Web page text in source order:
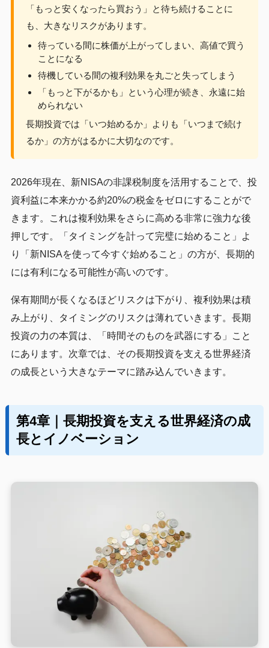
「もっと安くなったら買おう」と待ち続けることに
も、大きなリスクがあります。
待っている間に株価が上がってしまい、高値で買う
ことになる
待機している間の複利効果を丸ごと失ってしまう
「もっと下がるかも」という心理が続き、永遠に始
められない
長期投資では「いつ始めるか」よりも「いつまで続け
るか」の方がはるかに大切なのです。
2026年現在、新NISAの非課税制度を活用することで、投
資利益に本来かかる約20%の税金をゼロにすることがで
きます。これは複利効果をさらに高める非常に強力な後
押しです。「タイミングを計って完璧に始めること」よ
り「新NISAを使って今すぐ始めること」の方が、長期的
には有利になる可能性が高いのです。
保有期間が長くなるほどリスクは下がり、複利効果は積
み上がり、タイミングのリスクは薄れていきます。長期
投資の力の本質は、「時間そのものを武器にする」こと
にあります。次章では、その長期投資を支える世界経済
の成長という大きなテーマに踏み込んでいきます。
第4章｜長期投資を支える世界経済の成
長とイノベーション